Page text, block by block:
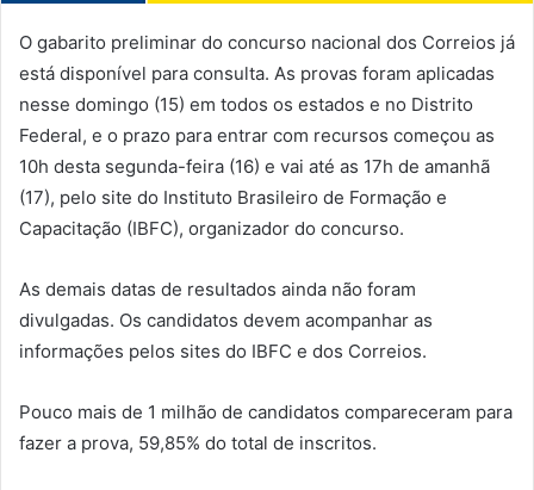
O gabarito preliminar do concurso nacional dos Correios já
está disponível para consulta. As provas foram aplicadas
nesse domingo (15) em todos os estados e no Distrito
Federal, e o prazo para entrar com recursos começou as
10h desta segunda-feira (16) e vai até as 17h de amanhã
(17), pelo site do Instituto Brasileiro de Formação e
Capacitação (IBFC), organizador do concurso.
As demais datas de resultados ainda não foram
divulgadas. Os candidatos devem acompanhar as
informações pelos sites do IBFC e dos Correios.
Pouco mais de 1 milhão de candidatos compareceram para
fazer a prova, 59,85% do total de inscritos.